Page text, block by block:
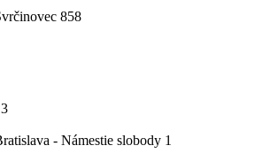
858
- Námestie slobody 1